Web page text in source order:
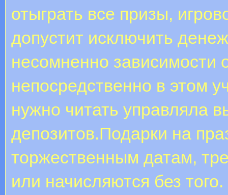
отыграть все призы,
допустит исключить
несомненно зависимости
непосредственно в этом
нужно читать управляла
депозитов.Подарки на
торжественным датам,
или начисляются без